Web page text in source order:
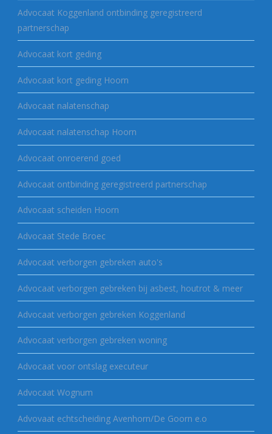
Advocaat Koggenland ontbinding geregistreerd
partnerschap
Advocaat kort geding
Advocaat kort geding Hoorn
Advocaat nalatenschap
Advocaat nalatenschap Hoorn
Advocaat onroerend goed
Advocaat ontbinding geregistreerd partnerschap
Advocaat scheiden Hoorn
Advocaat Stede Broec
Advocaat verborgen gebreken auto's
Advocaat verborgen gebreken bij asbest, houtrot & meer
Advocaat verborgen gebreken Koggenland
Advocaat verborgen gebreken woning
Advocaat voor ontslag executeur
Advocaat Wognum
Advovaat echtscheiding Avenhorn/De Goorn e.o